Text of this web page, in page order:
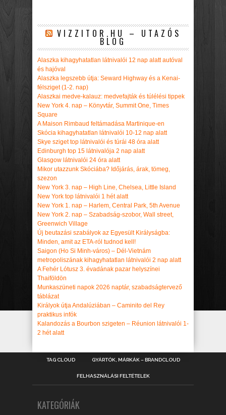
VIZZITOR.HU – UTAZÓS
BLOG
Alaszka kihagyhatatlan látnivalói 12 nap alatt autóval
és hajóval
Alaszka legszebb útja: Seward Highway és a Kenai-
félsziget (1-2. nap)
Alaszkai medve-kalauz: medvefajták és túlélési tippek
New York 4. nap – Könyvtár, Summit One, Times
Square
A Maison Rimbaud feltámadása Martinique-en
Skócia kihagyhatatlan látnivalói 10-12 nap alatt
Skye sziget top látnivalói és túrái 48 óra alatt
Edinburgh top 15 látnivalója 2 nap alatt
Glasgow látnivalói 24 óra alatt
Mikor utazzunk Skóciába? Időjárás, árak, tömeg,
szezon
New York 3. nap – High Line, Chelsea, Little Island
New York top látnivalói 1 hét alatt
New York 1. nap – Harlem, Central Park, 5th Avenue
New York 2. nap – Szabadság-szobor, Wall street,
Greenwich Village
Új beutazási szabályok az Egyesült Királyságba:
Minden, amit az ETA-ról tudnod kell!
Saigon (Ho Si Minh-város) – Dél-Vietnám
metropoliszának kihagyhatatlan látnivalói 2 nap alatt
A Fehér Lótusz 3. évadának pazar helyszínei
Thaiföldön
Munkaszüneti napok 2026 naptár, szabadságtervező
táblázat
Királyok útja Andalúziában – Caminito del Rey
praktikus infók
Kalandozás a Bourbon szigeten – Réunion látnivalói 1-
2 hét alatt
TAG CLOUD GYÁRTÓK, MÁRKÁK – BRANDCLOUD
FELHASZNÁLÁSI FELTÉTELEK
KATEGÓRIÁK